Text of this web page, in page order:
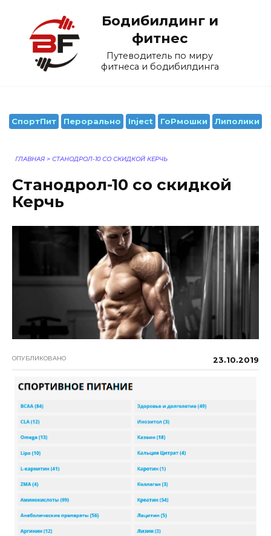
содержанию
Бодибилдинг и
фитнес
Путеводитель по миру
фитнеса и бодибилдинга
СпортПит Перорально Inject ГоРмошки Липолики
ГЛАВНАЯ > СТАНОДРОЛ-10 СО СКИДКОЙ КЕРЧЬ
Станодрол-10 со скидкой
Керчь
ОПУБЛИКОВАНО 23.10.2019